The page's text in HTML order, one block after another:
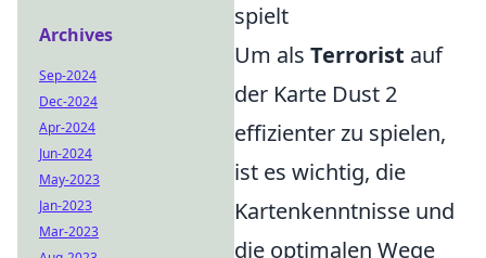
spielt
Um als Terrorist auf
der Karte Dust 2
effizienter zu spielen,
ist es wichtig, die
Kartenkenntnisse und
die optimalen Wege
Archives
Sep-2024
Dec-2024
Apr-2024
Jun-2024
May-2023
Jan-2023
Mar-2023